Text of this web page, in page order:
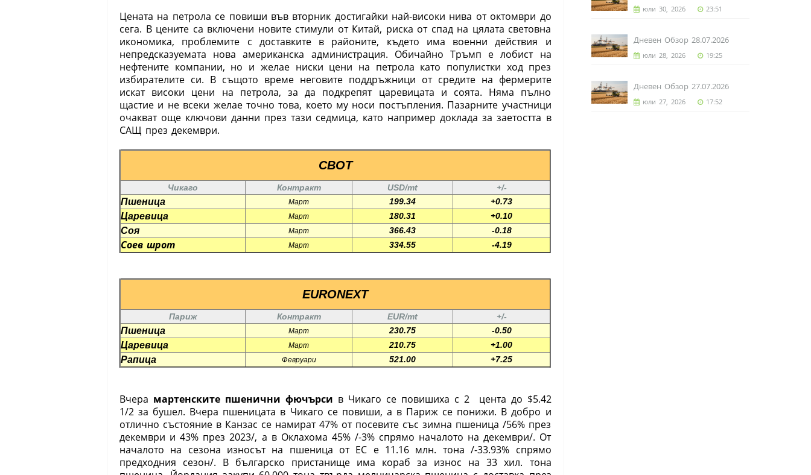
Цената на петрола се повиши във вторник достигайки най-високи нива от октомври до
сега. В цените са включени новите стимули от Китай, риска от спад на цялата световна
икономика, проблемите с доставките в районите, където има военни действия и
непредсказуемата нова американска администрация. Обичайно Тръмп е лобист на
нефтените компании, но и желае ниски цени на петрола като популистки ход през
избирателите си. В същото време неговите поддръжници от средите на фермерите
искат високи цени на петрола, за да подкрепят царевицата и соята. Няма пълно
щастие и не всеки желае точно това, което му носи постъпления. Пазарните участници
очакват още ключови данни през тази седмица, като например доклада за заетостта в
САЩ през декември.
CBOT
Чикаго Контракт USD/mt +/-
Пшеница Март 199.34 +0.73
Царевица Март 180.31 +0.10
Соя Март 366.43 -0.18
Соев шрот Март 334.55 -4.19
EURONEXT
Париж Контракт EUR/mt +/-
Пшеница Март 230.75 -0.50
Царевица Март 210.75 +1.00
Рапица Февруари 521.00 +7.25
Вчера мартенските пшенични фючърси в Чикаго се повишиха с 2 цента до $5.42
1/2 за бушел. Вчера пшеницата в Чикаго се повиши, а в Париж се понижи. В добро и
отлично състояние в Канзас се намират 47% от посевите със зимна пшеница /56% през
декември и 43% през 2023/, а в Оклахома 45% /-3% спрямо началото на декември/. От
началото на сезона износът на пшеница от ЕС е 11.16 млн. тона /-33.93% спрямо
предходния сезон/. В българско пристанище има кораб за износ на 33 хил. тона
юли 30, 2026 23:51
Дневен Обзор 28.07.2026
юли 28, 2026 19:25
Дневен Обзор 27.07.2026
юли 27, 2026 17:52